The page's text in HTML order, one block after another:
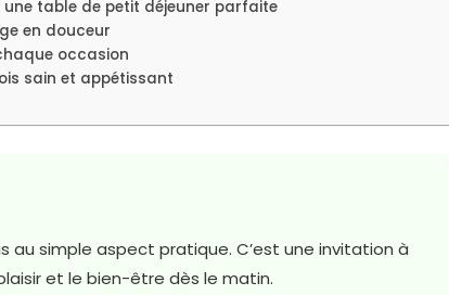
table de petit déjeuner parfaite
en douceur
occasion
sain et appétissant
simple aspect pratique. C’est une invitation à
et le bien-être dès le matin.